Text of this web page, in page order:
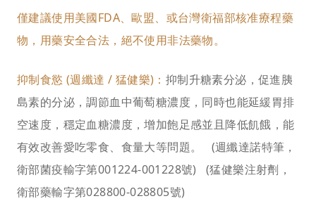
僅建議使用美國FDA、歐盟、或台灣衛福部核准療程藥
物，用藥安全合法，絕不使用非法藥物。
抑制食慾 (週纖達 / 猛健樂)： 抑制升糖素分泌，促進胰
島素的分泌，調節血中葡萄糖濃度，同時也能延緩胃排
空速度，穩定血糖濃度，增加飽足感並且降低飢餓，能
有效改善愛吃零食、食量大等問題。 (週纖達諾特筆，
衛部菌疫輸字第001224-001228號) (猛健樂注射劑，
衛部藥輸字第028800-028805號)